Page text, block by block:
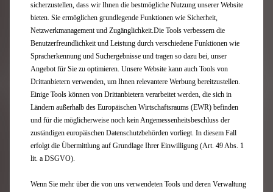
KENNZAHLEN SEIT DEM EINSTIEG VON DS AUTOMOBILES IN
DIE FORMEL E:
121 Rennen
4 Meistertitel
16 Siege
51 Podiumsplätze
25 Pole-Positions
Erleben Sie die Höhepunkte der
Saison 10 in Bildern
sicherzustellen, dass wir Ihnen die bestmögliche Nutzung unserer Website
bieten. Sie ermöglichen grundlegende Funktionen wie Sicherheit,
Netzwerkmanagement und Zugänglichkeit.Die Tools verbessern die
Benutzerfreundlichkeit und Leistung durch verschiedene Funktionen wie
Spracherkennung und Suchergebnisse und tragen so dazu bei, unser
Angebot für Sie zu optimieren. Unsere Website kann auch Tools von
Drittanbietern verwenden, um Ihnen relevantere Werbung bereitzustellen.
Einige Tools können von Drittanbietern verarbeitet werden, die sich in
Ländern außerhalb des Europäischen Wirtschaftsraums (EWR) befinden
und für die möglicherweise noch kein Angemessenheitsbeschluss der
zuständigen europäischen Datenschutzbehörden vorliegt. In diesem Fall
erfolgt die Übermittlung auf Grundlage Ihrer Einwilligung (Art. 49 Abs. 1
lit. a DSGVO).
Wenn Sie mehr über die von uns verwendeten Tools und deren Verwaltung